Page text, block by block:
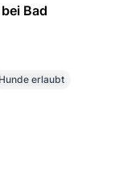
Bad
Hunde erlaubt